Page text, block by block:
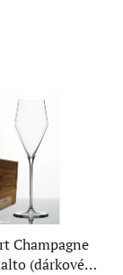
Champagne
(dárkové